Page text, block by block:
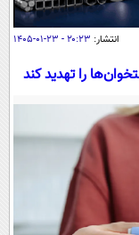
انتشار: ۲۰:۲۳ - ۲۳-۰۱-۱۴۰۵
را تهدید کند